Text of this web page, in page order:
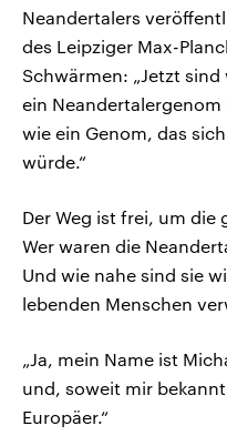
Neandertalers
des Leipziger Max-
Schwärmen: „Jetzt
ein
wie ein Genom, das
würde.“
Der Weg ist frei, um die
Wer waren die
Und wie nahe sind sie
lebenden Menschen
„Ja, mein Name ist
und, soweit mir
Europäer.“